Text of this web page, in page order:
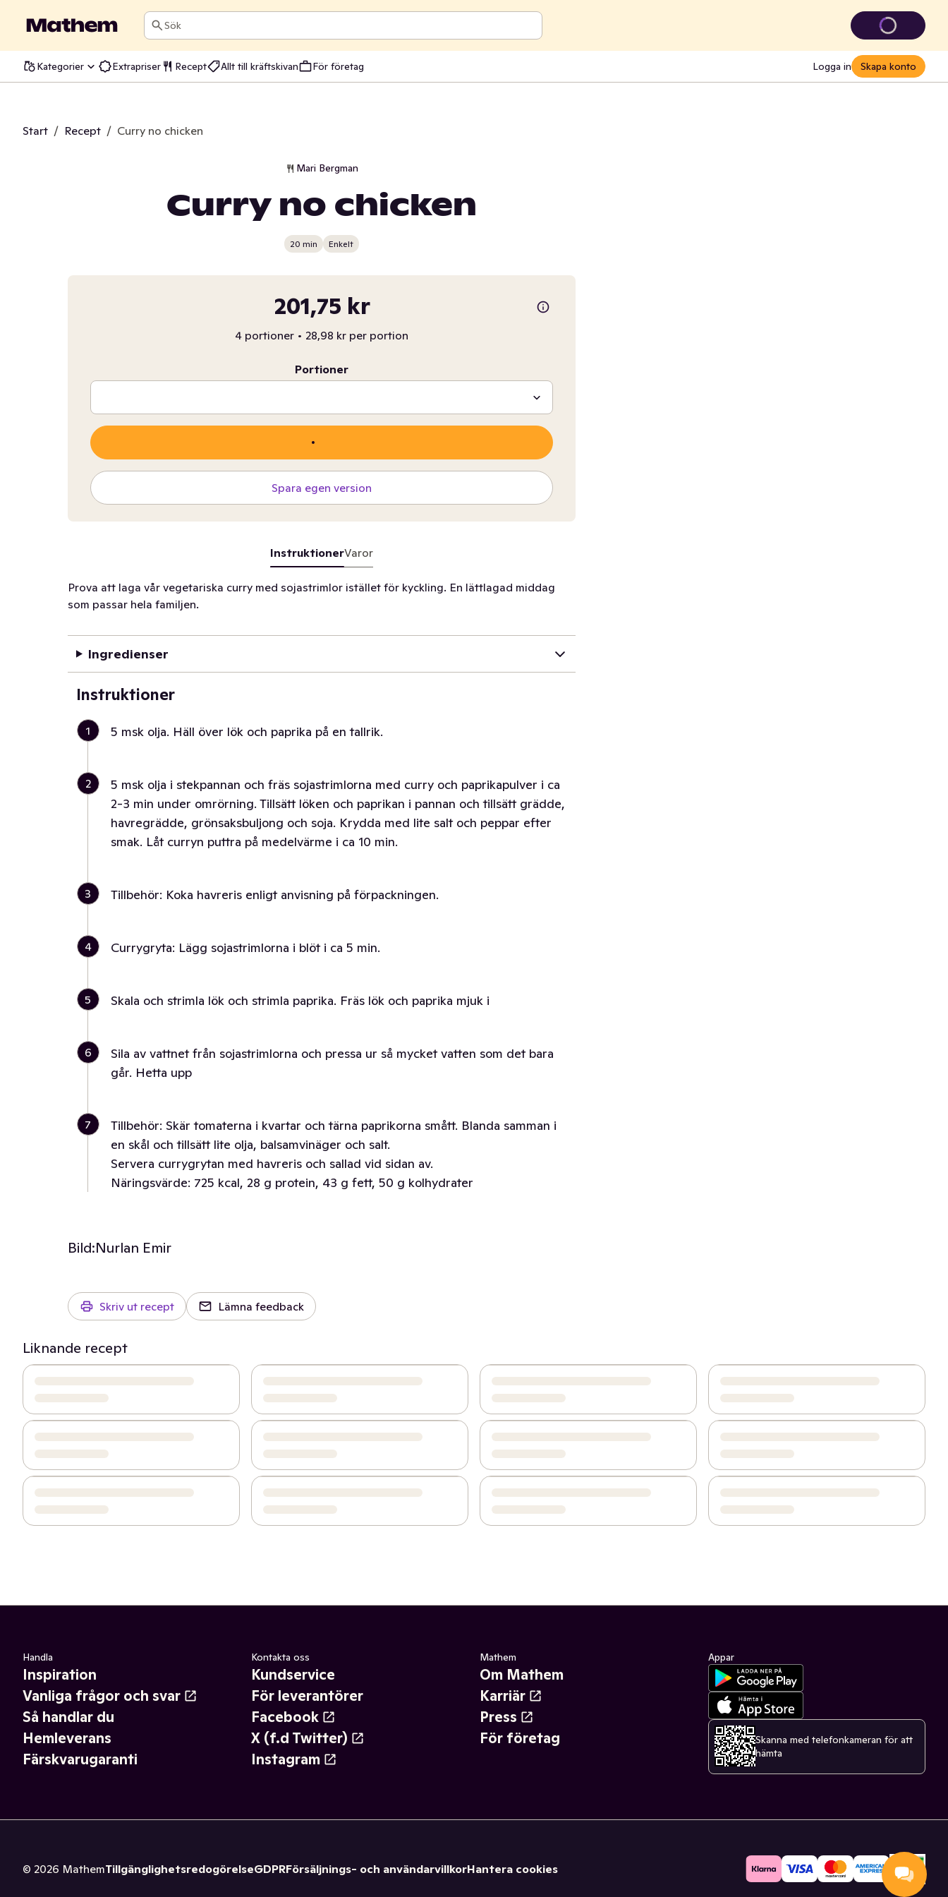
Sök
Kategorier Extrapriser Recept Allt till kräftskivan För företag Logga in Skapa konto
Start / Recept / Curry no chicken
Mari Bergman
Curry no chicken
20 min Enkelt
201,75 kr
4 portioner • 28,98 kr per portion
Portioner
Spara egen version
InstruktionerVaror
Prova att laga vår vegetariska curry med sojastrimlor istället för kyckling. En lättlagad middag
som passar hela familjen.
Ingredienser
Instruktioner
1 5 msk olja. Häll över lök och paprika på en tallrik.
2
5 msk olja i stekpannan och fräs sojastrimlorna med curry och paprikapulver i ca
2-3 min under omrörning. Tillsätt löken och paprikan i pannan och tillsätt grädde,
havregrädde, grönsaksbuljong och soja. Krydda med lite salt och peppar efter
smak. Låt curryn puttra på medelvärme i ca 10 min.
3 Tillbehör: Koka havreris enligt anvisning på förpackningen.
4 Currygryta: Lägg sojastrimlorna i blöt i ca 5 min.
5 Skala och strimla lök och strimla paprika. Fräs lök och paprika mjuk i
6
Sila av vattnet från sojastrimlorna och pressa ur så mycket vatten som det bara
går. Hetta upp
7
Tillbehör: Skär tomaterna i kvartar och tärna paprikorna smått. Blanda samman i
en skål och tillsätt lite olja, balsamvinäger och salt.
Servera currygrytan med havreris och sallad vid sidan av.
Näringsvärde: 725 kcal, 28 g protein, 43 g fett, 50 g kolhydrater
Bild:Nurlan Emir
Skriv ut recept Lämna feedback
Liknande recept
Handla
Inspiration
Vanliga frågor och svar
Så handlar du
Hemleverans
Färskvarugaranti
Kontakta oss
Kundservice
För leverantörer
Facebook
X (f.d Twitter)
Instagram
Mathem
Om Mathem
Karriär
Press
För företag
Appar
Skanna med telefonkameran för att
hämta
© 2026 MathemTillgänglighetsredogörelseGDPRFörsäljnings- och användarvillkorHantera cookies